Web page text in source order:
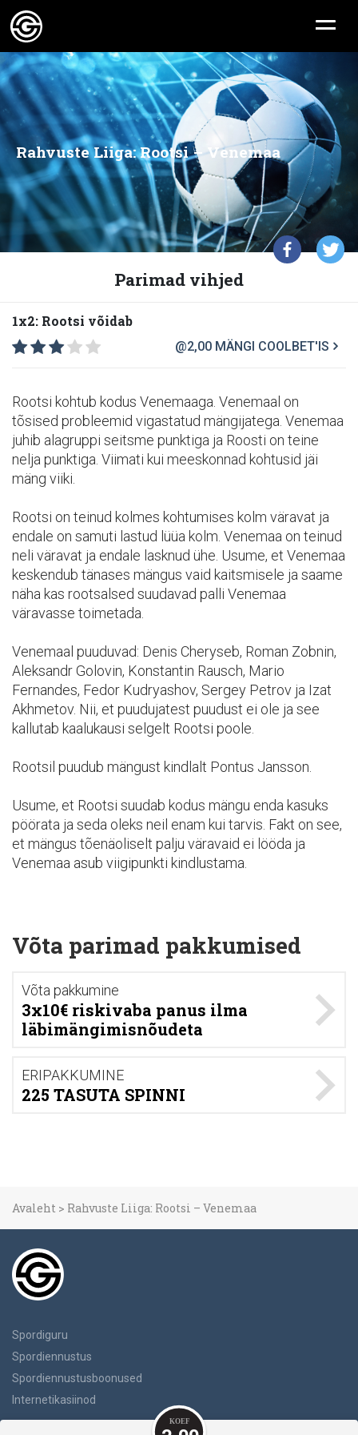
Rahvuste Liiga: Rootsi – Venemaa
Parimad vihjed
1x2: Rootsi võidab
@2,00 MÄNGI COOLBET'IS
Rootsi kohtub kodus Venemaaga. Venemaal on
tõsised probleemid vigastatud mängijatega. Venemaa
juhib alagruppi seitsme punktiga ja Roosti on teine
nelja punktiga. Viimati kui meeskonnad kohtusid jäi
mäng viiki.
Rootsi on teinud kolmes kohtumises kolm väravat ja
endale on samuti lastud lüüa kolm. Venemaa on teinud
neli väravat ja endale lasknud ühe. Usume, et Venemaa
keskendub tänases mängus vaid kaitsmisele ja saame
näha kas rootsalsed suudavad palli Venemaa
väravasse toimetada.
Venemaal puuduvad: Denis Cheryseb, Roman Zobnin,
Aleksandr Golovin, Konstantin Rausch, Mario
Fernandes, Fedor Kudryashov, Sergey Petrov ja Izat
Akhmetov. Nii, et puudujatest puudust ei ole ja see
kallutab kaalukausi selgelt Rootsi poole.
Rootsil puudub mängust kindlalt Pontus Jansson.
Usume, et Rootsi suudab kodus mängu enda kasuks
pöörata ja seda oleks neil enam kui tarvis. Fakt on see,
et mängus tõenäoliselt palju väravaid ei lööda ja
Venemaa asub viigipunkti kindlustama.
Võta parimad pakkumised
Võta pakkumine
3x10€ riskivaba panus ilma
läbimängimisnõudeta
ERIPAKKUMINE
225 TASUTA SPINNI
Avaleht > Rahvuste Liiga: Rootsi – Venemaa
Spordiguru
Spordiennustus
Spordiennustusboonused
Internetikasiinod